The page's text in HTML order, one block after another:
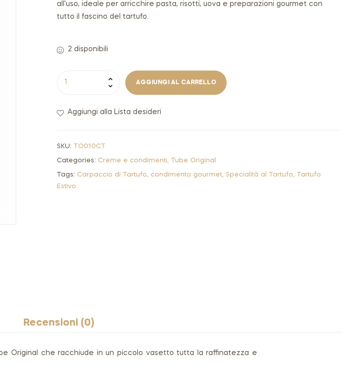
all’uso, ideale per arricchire pasta, risotti, uova e preparazioni gourmet con
tutto il fascino del tartufo.
2 disponibili
AGGIUNGI AL CARRELLO
Aggiungi alla Lista desideri
SKU: TO010CT
Categories: Creme e condimenti, Tube Original
Tags: Carpaccio di Tartufo, condimento gourmet, Specialità al Tartufo, Tartufo
Estivo
Recensioni (0)
Original che racchiude in un piccolo vasetto tutta la raffinatezza e